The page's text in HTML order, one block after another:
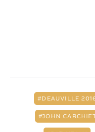
DEAUVILLE
JOHN